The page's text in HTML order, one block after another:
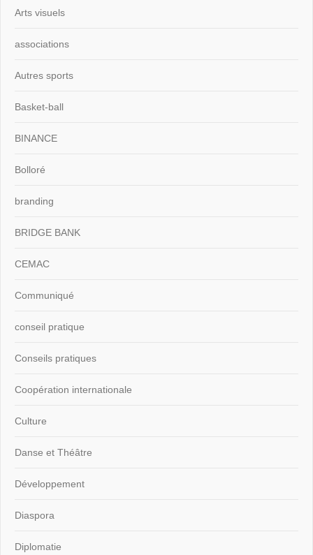
Arts visuels
associations
Autres sports
Basket-ball
BINANCE
Bolloré
branding
BRIDGE BANK
CEMAC
Communiqué
conseil pratique
Conseils pratiques
Coopération internationale
Culture
Danse et Théâtre
Développement
Diaspora
Diplomatie